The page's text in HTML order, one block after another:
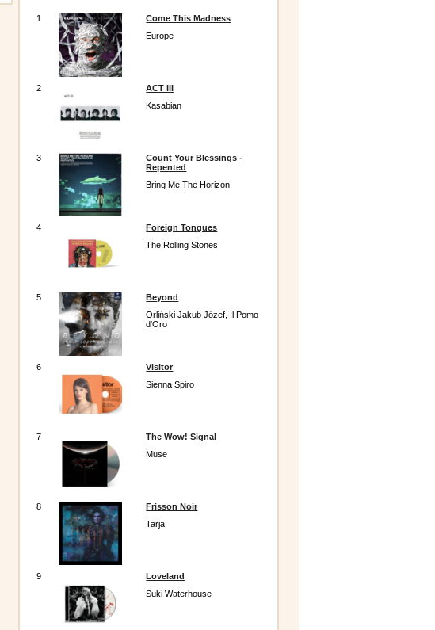
1
Come This Madness
Europe
2
ACT III
Kasabian
3
Count Your Blessings -
Repented
Bring Me The Horizon
4
Foreign Tongues
The Rolling Stones
5
Beyond
Orliński Jakub Józef, Il Pomo
d'Oro
6
Visitor
Sienna Spiro
7
The Wow! Signal
Muse
8
Frisson Noir
Tarja
9
Loveland
Suki Waterhouse